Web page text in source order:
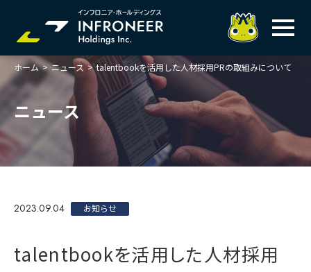
企業情報
トップメッセージ
岐べログ
事業紹介
IR情報
株主・投資家の皆様へ
業績ハイライト
決算説明会資料
IRニュースライブラリー
サステナビリティ
トップメッセージ
価値創造プロセス
事業セグメント紹介
コンプライアンスホットライン
ホーム > ニュース > talentbookを活用した人材採用PRの取組みについて
ニュース
2023.09.04 お知らせ
talentbookを活用した人材採用